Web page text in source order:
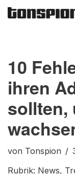
10
ihren
sollten,
von Tonspion
Rubrik: News,